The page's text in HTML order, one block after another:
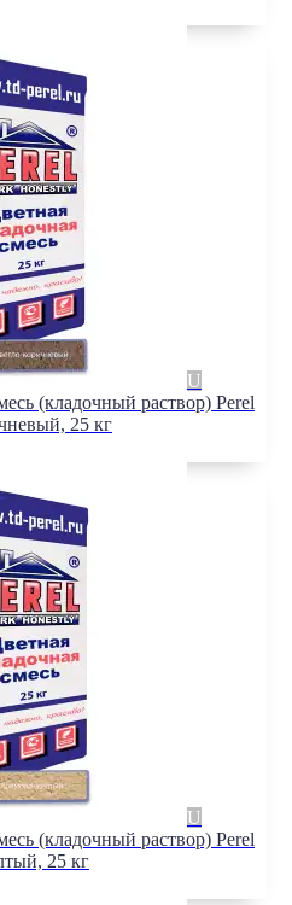
(кладочный раствор) Perel
25 кг
(кладочный раствор) Perel
25 кг